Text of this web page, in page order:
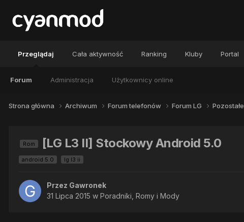
Przeglądaj
Forum Administracja Użytkownicy online
Cała aktywność Ranking Kluby Portal
Strona główna Archiwum Forum telefonów Forum LG Pozostałe
Rom [LG L3 II] Stockowy Android 5.0
android 5.0 lg l3 ii
Przez Gawronek
31 Lipca 2015 w Poradniki, Romy i Mody